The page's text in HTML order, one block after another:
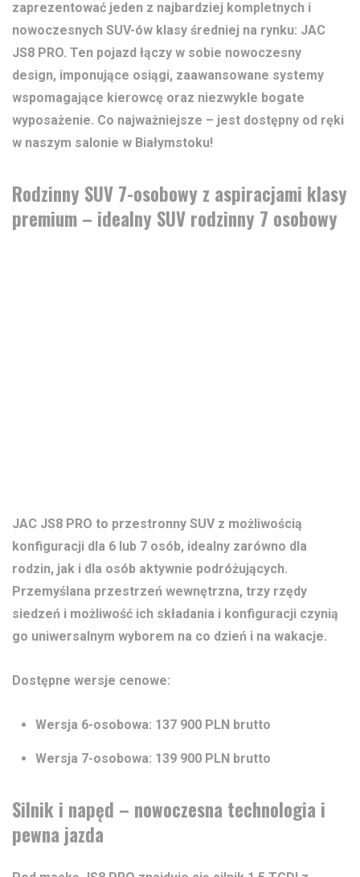
zaprezentować jeden z najbardziej kompletnych i
nowoczesnych SUV-ów klasy średniej na rynku: JAC
JS8 PRO. Ten pojazd łączy w sobie nowoczesny
design, imponujące osiągi, zaawansowane systemy
wspomagające kierowcę oraz niezwykle bogate
wyposażenie. Co najważniejsze – jest dostępny od ręki
w naszym salonie w Białymstoku!
Rodzinny SUV 7-osobowy z aspiracjami klasy
premium – idealny SUV rodzinny 7 osobowy
JAC JS8 PRO to przestronny SUV z możliwością
konfiguracji dla 6 lub 7 osób, idealny zarówno dla
rodzin, jak i dla osób aktywnie podróżujących.
Przemyślana przestrzeń wewnętrzna, trzy rzędy
siedzeń i możliwość ich składania i konfiguracji czynią
go uniwersalnym wyborem na co dzień i na wakacje.
Dostępne wersje cenowe:
Wersja 6-osobowa: 137 900 PLN brutto
Wersja 7-osobowa: 139 900 PLN brutto
Silnik i napęd – nowoczesna technologia i
pewna jazda